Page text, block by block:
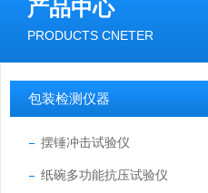
产品中心
PRODUCTS CNETER
包装检测仪器
摆锤冲击试验仪
纸碗多功能抗压试验仪